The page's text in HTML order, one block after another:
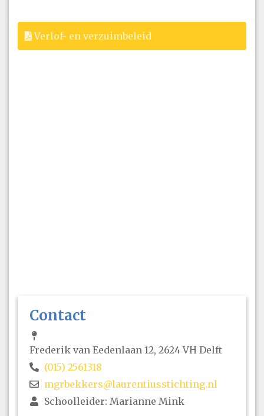
Verlof- en verzuimbeleid
Contact
Frederik van Eedenlaan 12, 2624 VH Delft
(015) 2561318
mgrbekkers@laurentiusstichting.nl
Schoolleider: Marianne Mink